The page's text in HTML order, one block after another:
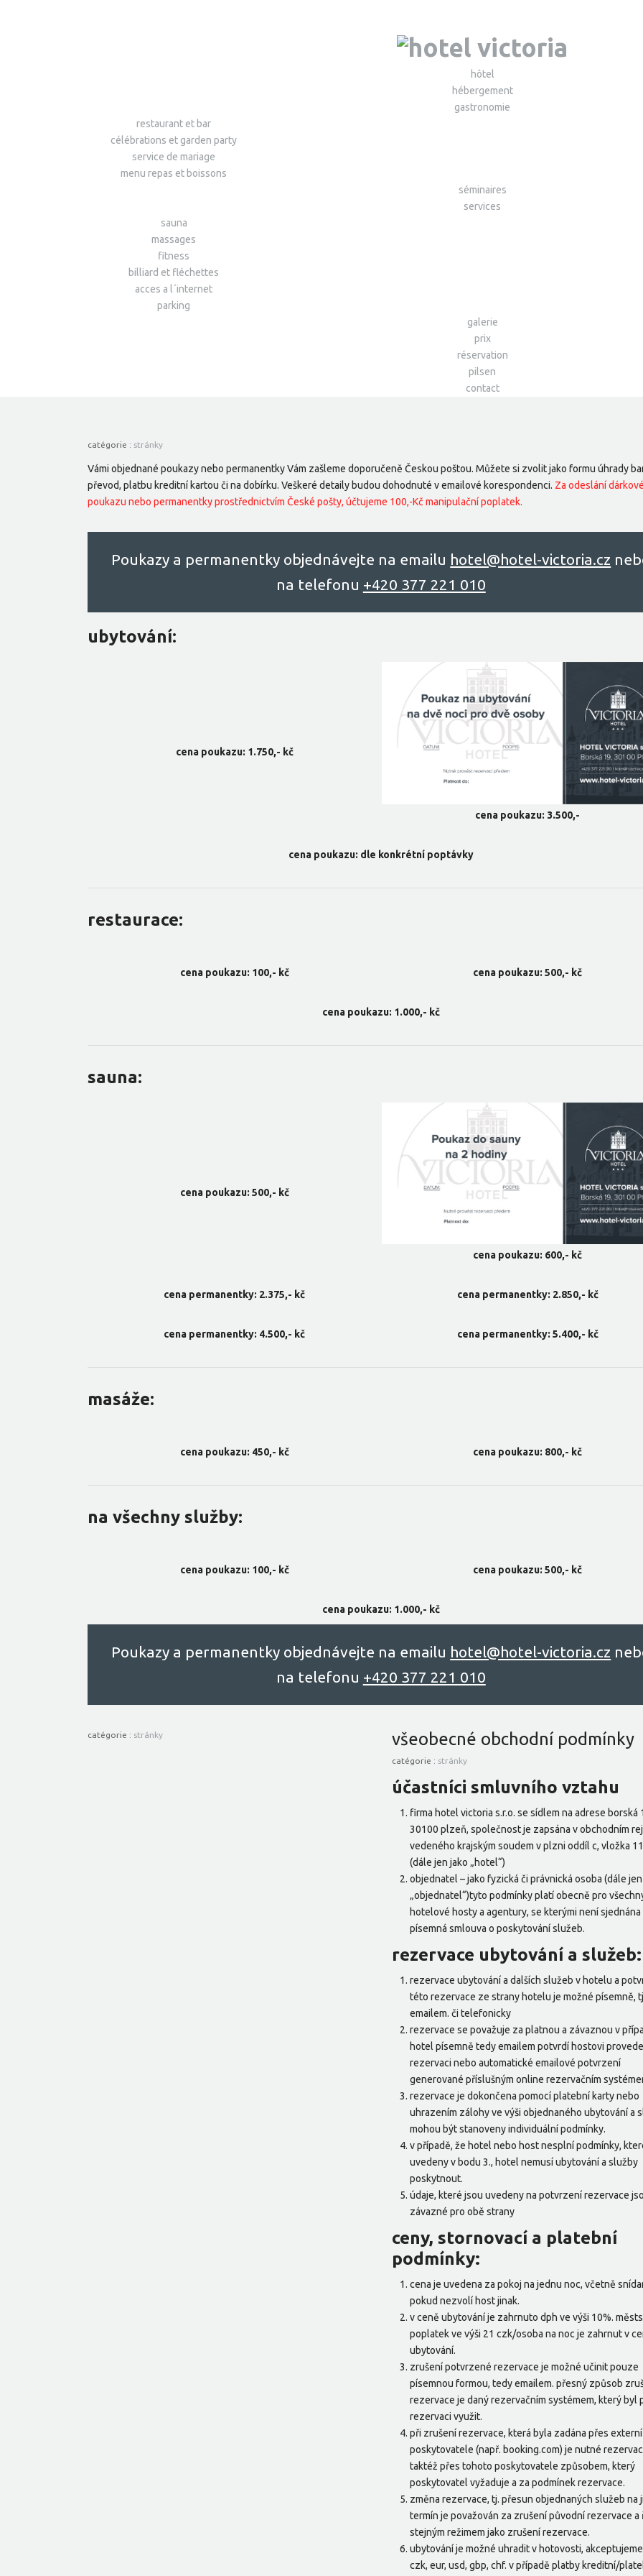
hôtel
hébergement
gastronomie
restaurant et bar
célébrations et garden party
service de mariage
menu repas et boissons
séminaires
services
sauna
massages
fitness
billiard et fléchettes
acces a l´internet
parking
galerie
prix
réservation
pilsen
contact
catégorie : stránky
Vámi objednané poukazy nebo permanentky Vám zašleme doporučeně Českou poštou. Můžete si zvolit jako formu úhrady
převod, platbu kreditní kartou či na dobírku. Veškeré detaily budou dohodnuté v emailové korespondenci. Za odeslání
poukazu nebo permanentky prostřednictvím České pošty, účtujeme 100,-Kč manipulační poplatek.
Poukazy a permanentky objednávejte na emailu hоtel@hоtel-victоriа.cz
na telefonu +420 377 221 010
ubytování:
cena poukazu: 1.750,- kč
cena poukazu: 3.500,-
cena poukazu: dle konkrétní poptávky
restaurace:
cena poukazu: 100,- kč cena poukazu: 500,- kč
cena poukazu: 1.000,- kč
sauna:
cena poukazu: 500,- kč
cena poukazu: 600,- kč
cena permanentky: 2.375,- kč cena permanentky: 2.850,- kč
cena permanentky: 4.500,- kč cena permanentky: 5.400,- kč
masáže:
cena poukazu: 450,- kč cena poukazu: 800,- kč
na všechny služby:
cena poukazu: 100,- kč cena poukazu: 500,- kč
cena poukazu: 1.000,- kč
Poukazy a permanentky objednávejte na emailu hоtel@hоtel-victоriа.cz
na telefonu +420 377 221 010
catégorie : stránky všeobecné obchodní podmínky
catégorie : stránky
účastníci smluvního vztahu
firma hotel victoria s.r.o. se sídlem na adrese borská
30100 plzeň, společnost je zapsána v obchodním
vedeného krajským soudem v plzni oddíl c, vložka
(dále jen jako „hotel“)
objednatel – jako fyzická či právnická osoba (dále jen
„objednatel“)tyto podmínky platí obecně pro
hotelové hosty a agentury, se kterými není sjednána
písemná smlouva o poskytování služeb.
rezervace ubytování a služeb:
rezervace ubytování a dalších služeb v hotelu a
této rezervace ze strany hotelu je možné písemně,
emailem. či telefonicky
rezervace se považuje za platnou a závaznou v
hotel písemně tedy emailem potvrdí hostovi
rezervaci nebo automatické emailové potvrzení
generované příslušným online rezervačním
rezervace je dokončena pomocí platební karty nebo
uhrazením zálohy ve výši objednaného ubytování a
mohou být stanoveny individuální podmínky.
v případě, že hotel nebo host nesplní podmínky,
uvedeny v bodu 3., hotel nemusí ubytování a služby
poskytnout.
údaje, které jsou uvedeny na potvrzení rezervace
závazné pro obě strany
ceny, stornovací a platební
podmínky:
cena je uvedena za pokoj na jednu noc, včetně
pokud nezvolí host jinak.
v ceně ubytování je zahrnuto dph ve výši 10%.
poplatek ve výši 21 czk/osoba na noc je zahrnut v
ubytování.
zrušení potvrzené rezervace je možné učinit pouze
písemnou formou, tedy emailem. přesný způsob
rezervace je daný rezervačním systémem, který byl
rezervaci využit.
při zrušení rezervace, která byla zadána přes externí
poskytovatele (např. booking.com) je nutné
taktéž přes tohoto poskytovatele způsobem, který
poskytovatel vyžaduje a za podmínek rezervace.
změna rezervace, tj. přesun objednaných služeb na
termín je považován za zrušení původní rezervace a
stejným režimem jako zrušení rezervace.
ubytování je možné uhradit v hotovosti,
czk, eur, usd, gbp, chf. v případě platby kreditní/